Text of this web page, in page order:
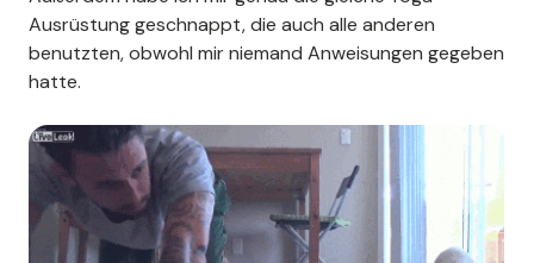
Ausrüstung geschnappt, die auch alle anderen
benutzten, obwohl mir niemand Anweisungen gegeben
hatte.